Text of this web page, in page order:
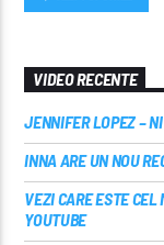
VIDEO RECENTE
JENNIFER LOPEZ –
INNA ARE UN NOU
VEZI CARE ESTE
YOUTUBE